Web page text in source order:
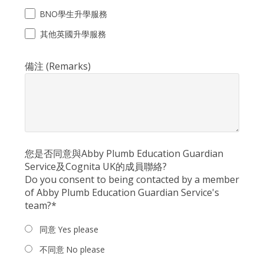
BNO學生升學服務
其他英國升學服務
備注 (Remarks)
您是否同意與Abby Plumb Education Guardian
Service及Cognita UK的成員聯絡?
Do you consent to being contacted by a member
of Abby Plumb Education Guardian Service's
team?*
同意 Yes please
不同意 No please